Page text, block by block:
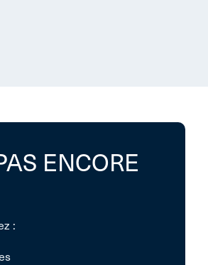
ENCORE
: